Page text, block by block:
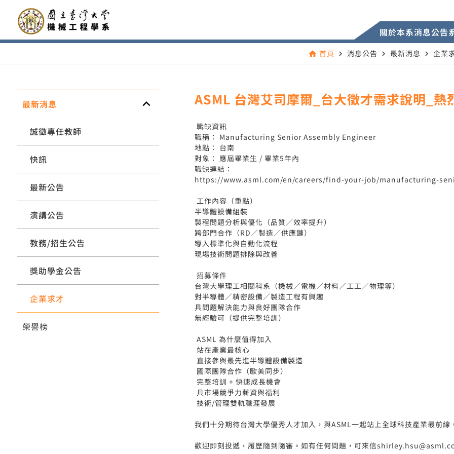
關於本系消息公告
home 首頁 navigate_next 消息公告 navigate_next 最新消息 navigate_next 企業
最新消息 keyboard_arrow_up
誠徵專任教師
快訊
最新公告
演講公告
教務/招生公告
獎助學金公告
企業求才
榮譽榜
ASML 台灣艾司摩爾_台大徵才需求說明_
職缺資訊
職稱： Manufacturing Senior Assembly Engineer
地點： 台南
對象： 應屆畢業生 / 畢業5年內
職缺連結：
https://www.asml.com/en/careers/find-your-job/manufacturing-
工作內容（重點）
半導體設備組裝
製程問題分析與優化（品質／效率提升）
跨部門合作（RD／製造／供應鏈）
導入標準化與自動化流程
現場技術問題排除與改善
招募條件
台灣大學理工相關科系（機械／電機／材料／工工／物理等）
對半導體／精密設備／製造工程有興趣
具問題解決能力與良好團隊合作
無經驗可（提供完整培訓）
ASML 為什麼值得加入
站在產業最核心
直接參與最先進半導體設備製造
國際團隊合作（歐美同步）
完整培訓 + 快速成長機會
具市場競爭力薪資與福利
技術/管理雙軌職涯發展
我們十分期待台灣大學優秀人才加入，與ASML一起站上全球科技產業最前線
歡迎即刻投遞，履歷隨到隨審。如有任何問題，可來信